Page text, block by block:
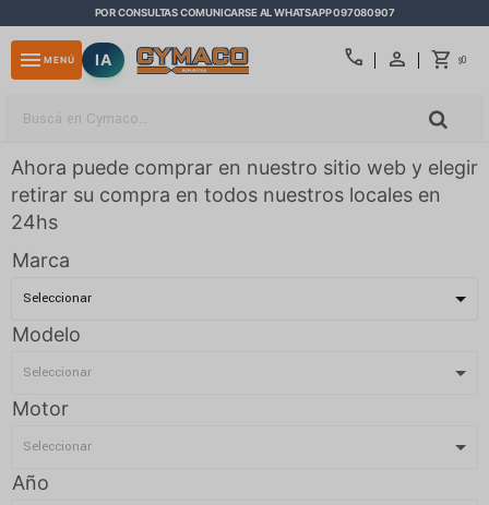
POR CONSULTAS COMUNICARSE AL WHATSAPP 097080907
call $0
menu MENÚ IA
Ahora puede comprar en nuestro sitio web y elegir
retirar su compra en todos nuestros locales en
24hs
Marca
Modelo
Motor
Año
close